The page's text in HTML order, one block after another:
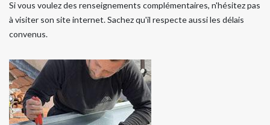
Si vous voulez des renseignements complémentaires, n'hésitez pas
à visiter son site internet. Sachez qu'il respecte aussi les délais
convenus.